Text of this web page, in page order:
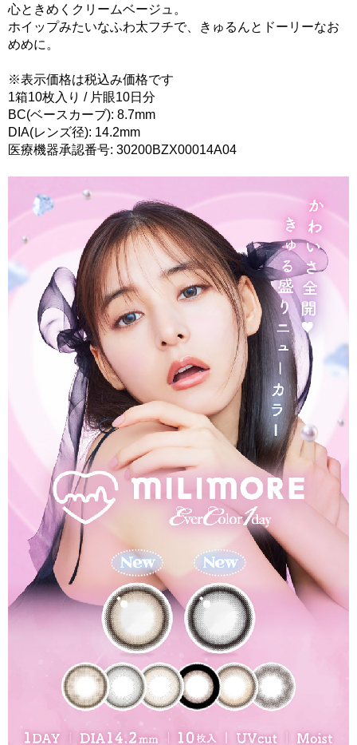
心ときめくクリームベージュ。
ホイップみたいなふわ太フチで、きゅるんとドーリーなお
めめに。
※表示価格は税込み価格です
1箱10枚入り / 片眼10日分
BC(ベースカーブ): 8.7mm
DIA(レンズ径): 14.2mm
医療機器承認番号: 30200BZX00014A04